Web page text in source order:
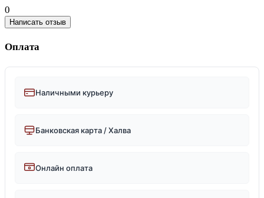
0
Написать отзыв
Оплата
Наличными курьеру
Банковская карта / Халва
Онлайн оплата